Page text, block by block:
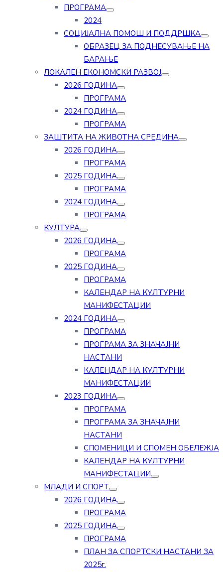
ПРОГРАМА
2024
СОЦИЈАЛНА ПОМОШ И ПОДДРШКА
ОБРАЗЕЦ ЗА ПОДНЕСУВАЊЕ НА
БАРАЊЕ
ЛОКАЛЕН ЕКОНОМСКИ РАЗВОЈ
2026 ГОДИНА
ПРОГРАМА
2024 ГОДИНА
ПРОГРАМА
ЗАШТИТА НА ЖИВОТНА СРЕДИНА
2026 ГОДИНА
ПРОГРАМА
2025 ГОДИНА
ПРОГРАМА
2024 ГОДИНА
ПРОГРАМА
КУЛТУРА
2026 ГОДИНА
ПРОГРАМА
2025 ГОДИНА
ПРОГРАМА
КАЛЕНДАР НА КУЛТУРНИ
МАНИФЕСТАЦИИ
2024 ГОДИНА
ПРОГРАМА
ПРОГРАМА ЗА ЗНАЧАЈНИ
НАСТАНИ
КАЛЕНДАР НА КУЛТУРНИ
МАНИФЕСТАЦИИ
2023 ГОДИНА
ПРОГРАМА
ПРОГРАМА ЗА ЗНАЧАЈНИ
НАСТАНИ
СПОМЕНИЦИ И СПОМЕН ОБЕЛЕЖЈА
КАЛЕНДАР НА КУЛТУРНИ
МАНИФЕСТАЦИИ
МЛАДИ И СПОРТ
2026 ГОДИНА
ПРОГРАМА
2025 ГОДИНА
ПРОГРАМА
ПЛАН ЗА СПОРТСКИ НАСТАНИ ЗА
2025г.